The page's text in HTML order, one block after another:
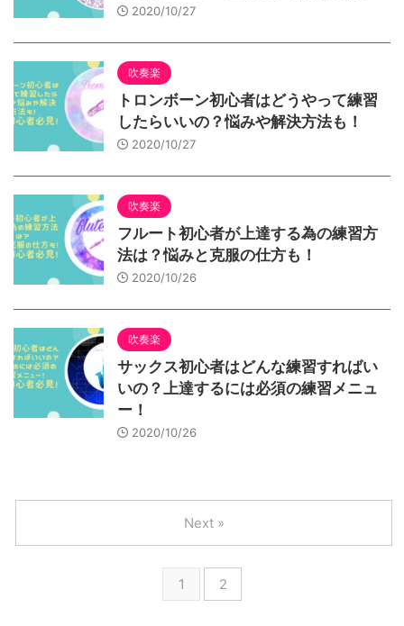
2020/10/27
吹奏楽
トロンボーン初心者はどうやって練習
したらいいの？悩みや解決方法も！
2020/10/27
吹奏楽
フルート初心者が上達する為の練習方
法は？悩みと克服の仕方も！
2020/10/26
吹奏楽
サックス初心者はどんな練習すればい
いの？上達するには必須の練習メニュ
ー！
2020/10/26
1 2
Next »